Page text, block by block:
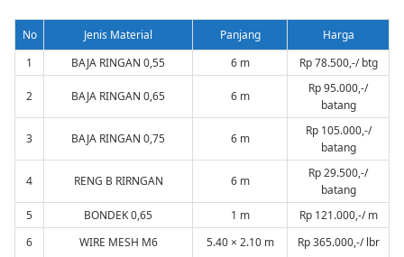
No Jenis Material Panjang
Harga
1
BAJA RINGAN 0,55 6 m Rp 78.500,-/ btg
2 BAJA RINGAN 0,65 6 m
Rp 95.000,-/
batang
3 BAJA RINGAN 0,75 6 m
Rp 105.000,-/
batang
4 RENG B RIRNGAN 6 m
Rp 29.500,-/
batang
5
BONDEK 0,65 1 m
Rp 121.000,-/ m
6
WIRE MESH M6 5.40 × 2.10 m
Rp 365.000,-/ lbr